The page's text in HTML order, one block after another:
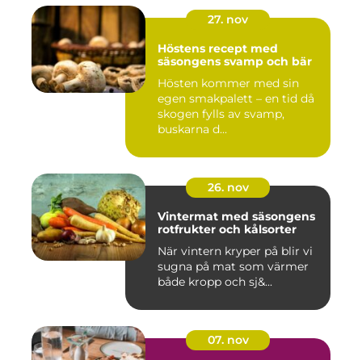
27. nov
Höstens recept med
säsongens svamp och bär
Hösten kommer med sin
egen smakpalett – en tid då
skogen fylls av svamp,
buskarna d...
26. nov
Vintermat med säsongens
rotfrukter och kålsorter
När vintern kryper på blir vi
sugna på mat som värmer
både kropp och sj&...
07. nov